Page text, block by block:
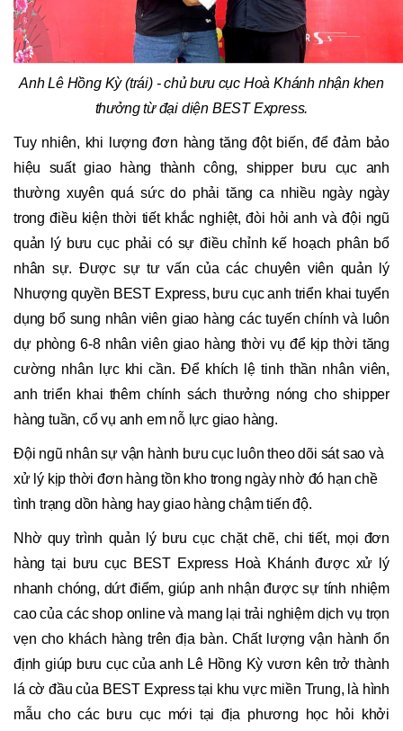
Anh Lê Hồng Kỳ (trái) - chủ bưu cục Hoà Khánh nhận khen
thưởng từ đại diện BEST Express.
Tuy nhiên, khi lượng đơn hàng tăng đột biến, để đảm bảo
hiệu suất giao hàng thành công, shipper bưu cục anh
thường xuyên quá sức do phải tăng ca nhiều ngày ngày
trong điều kiện thời tiết khắc nghiệt, đòi hỏi anh và đội ngũ
quản lý bưu cục phải có sự điều chỉnh kế hoạch phân bổ
nhân sự. Được sự tư vấn của các chuyên viên quản lý
Nhượng quyền BEST Express, bưu cục anh triển khai tuyển
dụng bổ sung nhân viên giao hàng các tuyến chính và luôn
dự phòng 6-8 nhân viên giao hàng thời vụ để kịp thời tăng
cường nhân lực khi cần. Để khích lệ tinh thần nhân viên,
anh triển khai thêm chính sách thưởng nóng cho shipper
hàng tuần, cổ vụ anh em nỗ lực giao hàng.
Đội ngũ nhân sự vận hành bưu cục luôn theo dõi sát sao và
xử lý kịp thời đơn hàng tồn kho trong ngày nhờ đó hạn chề
tình trạng dồn hàng hay giao hàng chậm tiến độ.
Nhờ quy trình quản lý bưu cục chặt chẽ, chi tiết, mọi đơn
hàng tại bưu cục BEST Express Hoà Khánh được xử lý
nhanh chóng, dứt điểm, giúp anh nhận được sự tính nhiệm
cao của các shop online và mang lại trải nghiệm dịch vụ trọn
vẹn cho khách hàng trên địa bàn. Chất lượng vận hành ổn
định giúp bưu cục của anh Lê Hồng Kỳ vươn kên trở thành
lá cờ đầu của BEST Express tại khu vực miền Trung, là hình
mẫu cho các bưu cục mới tại địa phương học hỏi khởi